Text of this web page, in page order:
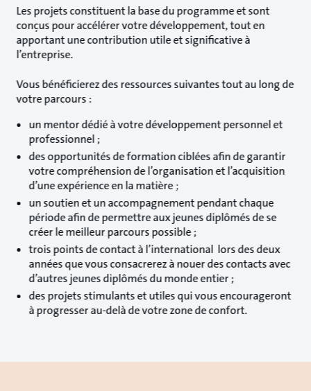
Les projets constituent la base du programme et sont
conçus pour accélérer votre développement, tout en
apportant une contribution utile et significative à
l’entreprise.
Vous bénéficierez des ressources suivantes tout au long de
votre parcours :
un mentor dédié à votre développement personnel et
professionnel ;
des opportunités de formation ciblées afin de garantir
votre compréhension de l’organisation et l’acquisition
d’une expérience en la matière ;
un soutien et un accompagnement pendant chaque
période afin de permettre aux jeunes diplômés de se
créer le meilleur parcours possible ;
trois points de contact à l’international lors des deux
années que vous consacrerez à nouer des contacts avec
d’autres jeunes diplômés du monde entier ;
des projets stimulants et utiles qui vous encourageront
à progresser au-delà de votre zone de confort.